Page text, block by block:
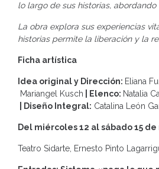
lo largo de sus historias,
La obra explora sus experiencias
historias permite la liberación y la
Ficha artística
Idea original y Dirección: Eliana
Mariangel Kusch | Elenco: Natalia
| Diseño Integral: Catalina León
Del miércoles 12 al sábado 15 de
Teatro Sidarte, Ernesto Pinto